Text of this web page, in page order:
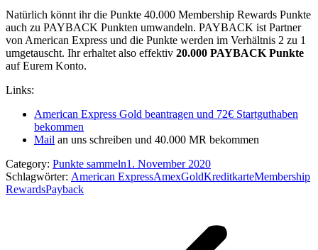
Natürlich könnt ihr die Punkte 40.000 Membership Rewards Punkte
auch zu PAYBACK Punkten umwandeln. PAYBACK ist Partner
von American Express und die Punkte werden im Verhältnis 2 zu 1
umgetauscht. Ihr erhaltet also effektiv 20.000 PAYBACK Punkte
auf Eurem Konto.
Links:
American Express Gold beantragen und 72€ Startguthaben
bekommen
Mail an uns schreiben und 40.000 MR bekommen
Category: Punkte sammeln1. November 2020
Schlagwörter: American ExpressAmexGoldKreditkarteMembership
RewardsPayback